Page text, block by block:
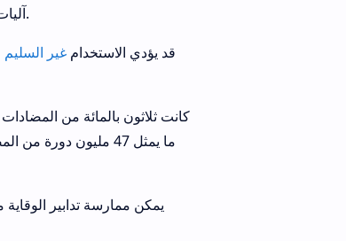
آليات معروفة: المقاومة الذاتية ، والمقاومة المكتسبة ، والتغير الجيني ، ونقل الحمض النووي.
قد يؤدي الاستخدام غير السليم
يمكن ممارسة تدابير